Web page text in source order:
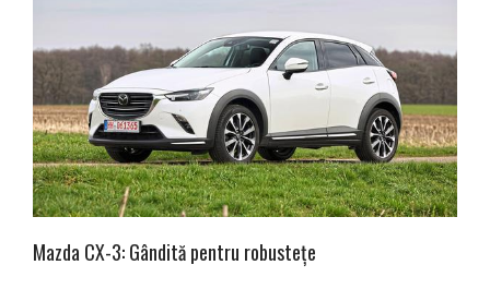
Mazda CX-3: Gândită pentru robustețe